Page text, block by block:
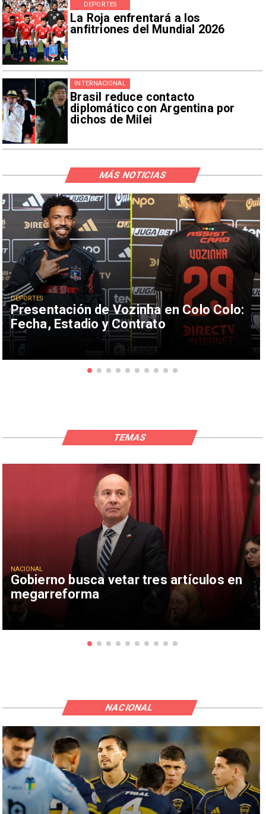
La Roja enfrentará a los
anfitriones del Mundial 2026
DEPORTES
Brasil reduce contacto
diplomático con Argentina por
dichos de Milei
INTERNACIONAL
Presentación de Vozinha en Colo Colo:
Fecha, Estadio y Contrato
DEPORTES
MÁS NOTICIAS
Gobierno busca vetar tres artículos en
megarreforma
NACIONAL
TEMAS
NACIONAL